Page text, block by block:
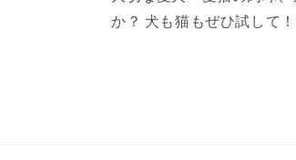
か？ 犬も猫もぜひ試して